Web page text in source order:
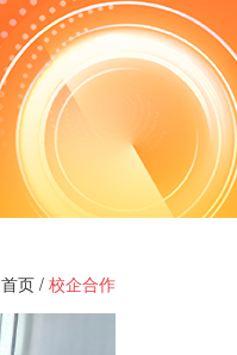
首页 / 校企合作